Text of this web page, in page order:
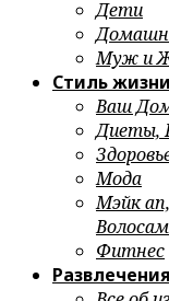
Дети
Муж и
Стиль жизни
Ваш
Диеты,
Мода
Мэйк
Фитнес
Развлечения